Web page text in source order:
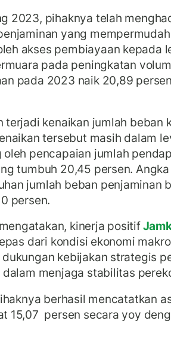
2023, pihaknya telah
yang
akses pembiayaan kepada
pada peningkatan
pada 2023 naik 20,89
terjadi kenaikan jumlah beban
tersebut masih dalam
oleh pencapaian jumlah
tumbuh 20,45 persen.
jumlah beban penjaminan
persen.
kinerja positif
dari kondisi ekonomi
kebijakan strategis
menjaga stabilitas
berhasil mencatatkan
15,07 persen secara yoy